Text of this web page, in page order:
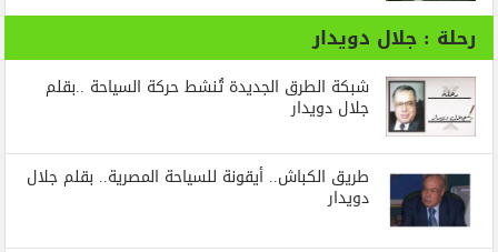
رحلة : جلال دويدار
شبكة الطرق الجديدة تُنشط حركة السياحة ..بقلم
جلال دويدار
طريق الكباش.. أيقونة للسياحة المصرية.. بقلم جلال
دويدار